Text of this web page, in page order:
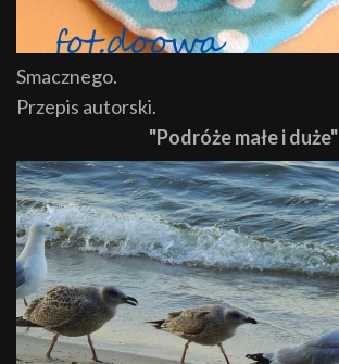
Smacznego.
Przepis autorski.
"Podróże małe i duże"